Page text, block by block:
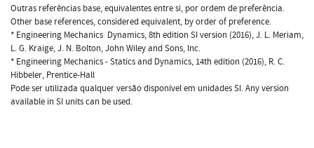
Outras referências base, equivalentes entre si, por ordem de preferência.
Other base references, considered equivalent, by order of preference.
* Engineering Mechanics  Dynamics, 8th edition SI version (2016), J. L. Meriam,
L. G. Kraige, J. N. Bolton, John Wiley and Sons, Inc.
* Engineering Mechanics - Statics and Dynamics, 14th edition (2016), R. C.
Hibbeler, Prentice-Hall
Pode ser utilizada qualquer versão disponível em unidades SI. Any version
available in SI units can be used.